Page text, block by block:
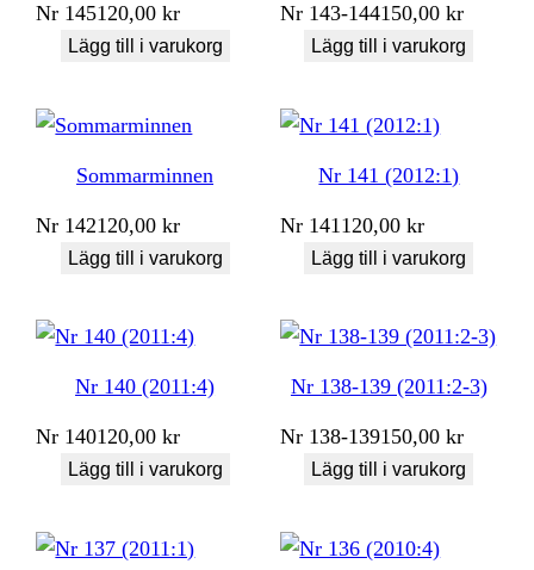
Nr 145120,00kr
Lägg till i varukorg
Nr 143-144150,00kr
Lägg till i varukorg
Sommarminnen
Nr 142120,00kr
Lägg till i varukorg
Nr 141 (2012:1)
Nr 141 120,00kr
Lägg till i varukorg
Nr 140 (2011:4)
Nr 140120,00kr
Lägg till i varukorg
Nr 138-139 (2011:2-3)
Nr 138-139150,00kr
Lägg till i varukorg